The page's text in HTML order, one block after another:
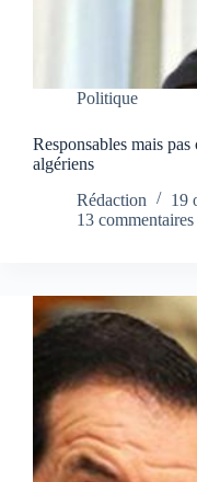
Politique
Responsables mais
algériens
Rédaction
19
13 commentaires